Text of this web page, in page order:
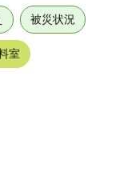
被災状況
室